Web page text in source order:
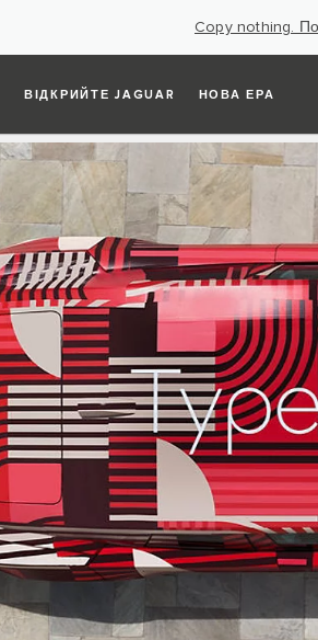
Copy nothing.
ВІДКРИЙТЕ JAGUAR НОВА ЕРА